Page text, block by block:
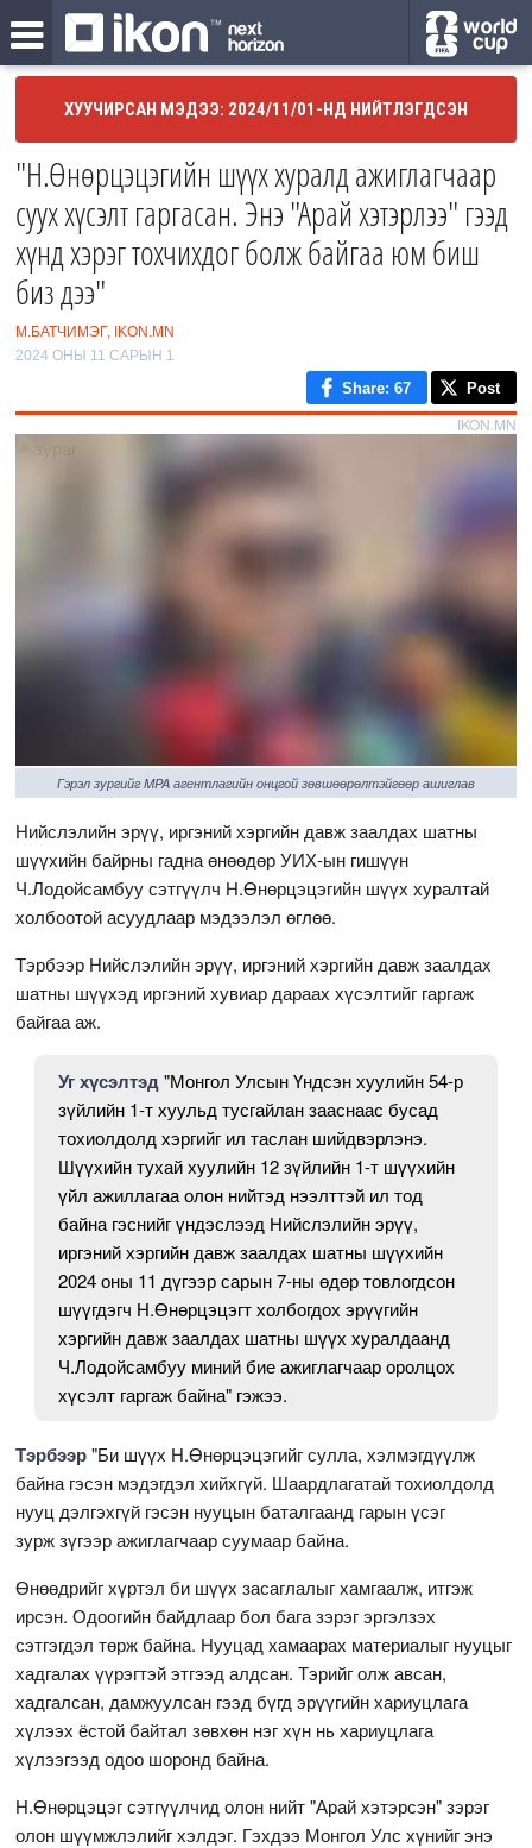
ХУУЧИРСАН МЭДЭЭ: 2024/11/01-НД НИЙТЛЭГДСЭН
"Н.Өнөрцэцэгийн шүүх хуралд ажиглагчаар
суух хүсэлт гаргасан. Энэ "Арай хэтэрлээ" гээд
хүнд хэрэг тохчихдог болж байгаа юм биш
биз дээ"
М.БАТЧИМЭГ, IKON.MN
2024 ОНЫ 11 САРЫН 1
Share: 67 Post
IKON.MN
Гэрэл зургийг MPA агентлагийн онцгой зөвшөөрөлтэйгөөр ашиглав
Нийслэлийн эрүү, иргэний хэргийн давж заалдах шатны
шүүхийн байрны гадна өнөөдөр УИХ-ын гишүүн
Ч.Лодойсамбуу сэтгүүлч Н.Өнөрцэцэгийн шүүх хуралтай
холбоотой асуудлаар мэдээлэл өглөө.
Тэрбээр Нийслэлийн эрүү, иргэний хэргийн давж заалдах
шатны шүүхэд иргэний хувиар дараах хүсэлтийг гаргаж
байгаа аж.
Уг хүсэлтэд"Монгол Улсын Үндсэн хуулийн 54-р
зүйлийн 1-т хуульд тусгайлан зааснаас бусад
тохиолдолд хэргийг ил таслан шийдвэрлэнэ.
Шүүхийн тухай хуулийн 12 зүйлийн 1-т шүүхийн
үйл ажиллагаа олон нийтэд нээлттэй ил тод
байна гэснийг үндэслээд Нийслэлийн эрүү,
иргэний хэргийн давж заалдах шатны шүүхийн
2024 оны 11 дүгээр сарын 7-ны өдөр товлогдсон
шүүгдэгч Н.Өнөрцэцэгт холбогдох эрүүгийн
хэргийн давж заалдах шатны шүүх хуралдаанд
Ч.Лодойсамбуу миний бие ажиглагчаар оролцох
хүсэлт гаргаж байна" гэжээ.
Тэрбээр"Би шүүх Н.Өнөрцэцэгийг сулла, хэлмэгдүүлж
байна гэсэн мэдэгдэл хийхгүй. Шаардлагатай тохиолдолд
нууц дэлгэхгүй гэсэн нууцын баталгаанд гарын үсэг
зурж зүгээр ажиглагчаар суумаар байна.
Өнөөдрийг хүртэл би шүүх засаглалыг хамгаалж, итгэж
ирсэн. Одоогийн байдлаар бол бага зэрэг эргэлзэх
сэтгэгдэл төрж байна. Нууцад хамаарах материалыг нууцыг
хадгалах үүрэгтэй этгээд алдсан. Тэрийг олж авсан,
хадгалсан, дамжуулсан гээд бүгд эрүүгийн хариуцлага
хүлээх ёстой байтал зөвхөн нэг хүн нь хариуцлага
хүлээгээд одоо шоронд байна.
Н.Өнөрцэцэг сэтгүүлчид олон нийт "Арай хэтэрсэн" зэрэг
олон шүүмжлэлийг хэлдэг. Гэхдээ Монгол Улс хүнийг энэ